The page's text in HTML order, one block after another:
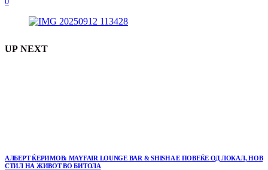
UP NEXT
АЛБЕРТ ЌЕРИМОВ: MAYFAIR LOUNGE BAR & SHISHA Е ПОВЕЌЕ ОД ЛОКАЛ, НОВ
СТИЛ НА ЖИВОТ ВО БИТОЛА